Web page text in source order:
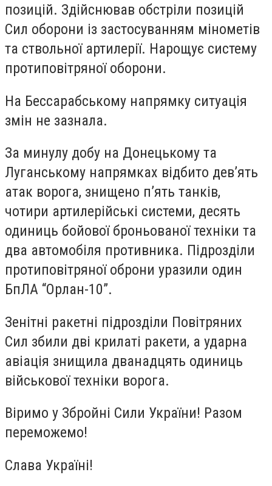
позицій. Здійснював обстріли позицій
Сил оборони із застосуванням мінометів
та ствольної артилерії. Нарощує систему
протиповітряної оборони.
На Бессарабському напрямку ситуація
змін не зазнала.
За минулу добу на Донецькому та
Луганському напрямках відбито дев’ять
атак ворога, знищено п’ять танків,
чотири артилерійські системи, десять
одиниць бойової броньованої техніки та
два автомобіля противника. Підрозділи
протиповітряної оброни уразили один
БпЛА “Орлан-10”.
Зенітні ракетні підрозділи Повітряних
Сил збили дві крилаті ракети, а ударна
авіація знищила дванадцять одиниць
військової техніки ворога.
Віримо у Збройні Сили України! Разом
переможемо!
Слава Україні!